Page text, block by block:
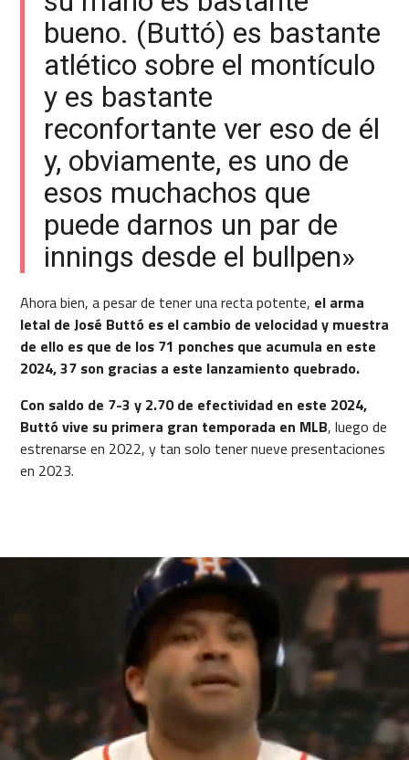
bueno. (Buttó) es bastante
atlético sobre el montículo
y es bastante
reconfortante ver eso de él
y, obviamente, es uno de
esos muchachos que
puede darnos un par de
innings desde el bullpen»
Ahora bien, a pesar de tener una recta potente, el arma
letal de José Buttó es el cambio de velocidad y muestra
de ello es que de los 71 ponches que acumula en este
2024, 37 son gracias a este lanzamiento quebrado.
Con saldo de 7-3 y 2.70 de efectividad en este 2024,
Buttó vive su primera gran temporada en MLB, luego de
estrenarse en 2022, y tan solo tener nueve presentaciones
en 2023.